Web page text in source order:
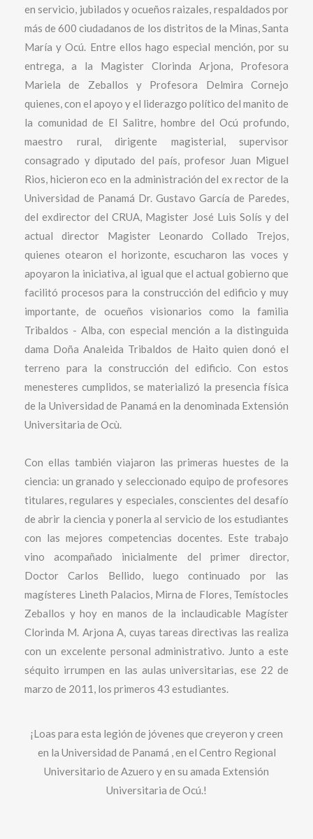
en servicio, jubilados y ocueños raizales, respaldados por
más de 600 ciudadanos de los distritos de la Minas, Santa
María y Ocú. Entre ellos hago especial mención, por su
entrega, a la Magister Clorinda Arjona, Profesora
Mariela de Zeballos y Profesora Delmira Cornejo
quienes, con el apoyo y el liderazgo político del manito de
la comunidad de El Salitre, hombre del Ocú profundo,
maestro rural, dirigente magisterial, supervisor
consagrado y diputado del país, profesor Juan Miguel
Rios, hicieron eco en la administración del ex rector de la
Universidad de Panamá Dr. Gustavo García de Paredes,
del exdirector del CRUA, Magister José Luis Solís y del
actual director Magister Leonardo Collado Trejos,
quienes otearon el horizonte, escucharon las voces y
apoyaron la iniciativa, al igual que el actual gobierno que
facilitó procesos para la construcción del edificio y muy
importante, de ocueños visionarios como la familia
Tribaldos - Alba, con especial mención a la distinguida
dama Doña Analeida Tribaldos de Haito quien donó el
terreno para la construcción del edificio. Con estos
menesteres cumplidos, se materializó la presencia física
de la Universidad de Panamá en la denominada Extensión
Universitaria de Ocù.
Con ellas también viajaron las primeras huestes de la
ciencia: un granado y seleccionado equipo de profesores
titulares, regulares y especiales, conscientes del desafío
de abrir la ciencia y ponerla al servicio de los estudiantes
con las mejores competencias docentes. Este trabajo
vino acompañado inicialmente del primer director,
Doctor Carlos Bellido, luego continuado por las
magísteres Lineth Palacios, Mirna de Flores, Temístocles
Zeballos y hoy en manos de la inclaudicable Magíster
Clorinda M. Arjona A, cuyas tareas directivas las realiza
con un excelente personal administrativo. Junto a este
séquito irrumpen en las aulas universitarias, ese 22 de
marzo de 2011, los primeros 43 estudiantes.
¡Loas para esta legión de jóvenes que creyeron y creen
en la Universidad de Panamá , en el Centro Regional
Universitario de Azuero y en su amada Extensión
Universitaria de Ocú.!